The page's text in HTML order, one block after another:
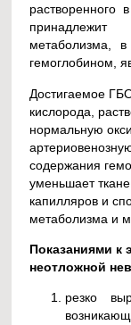
растворенного
метаболизма,
гемоглобином,
Достигаемое
кислорода,
нормальную
содержания
уменьшает
капилляров и
метаболизма и
Показаниями к
неотложной
резко